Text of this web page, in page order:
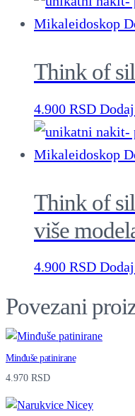
Think of
4.900 RSD
Think of
više
4.900 RSD
Povezani
Minđuše patinirane
4.970 RSD